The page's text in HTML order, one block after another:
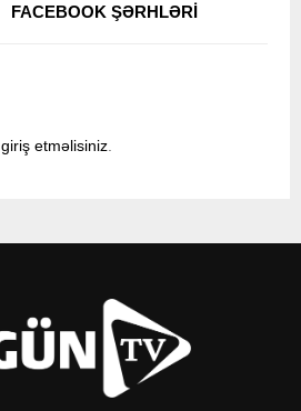
FACEBOOK ŞƏRHLƏRI
giriş etməlisiniz